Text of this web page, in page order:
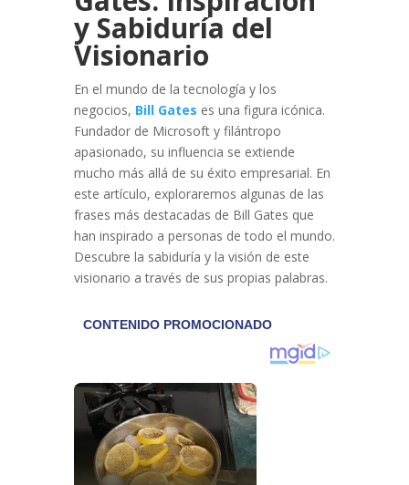
y Sabiduría del
Visionario
En el mundo de la tecnología y los
negocios, Bill Gates es una figura icónica.
Fundador de Microsoft y filántropo
apasionado, su influencia se extiende
mucho más allá de su éxito empresarial. En
este artículo, exploraremos algunas de las
frases más destacadas de Bill Gates que
han inspirado a personas de todo el mundo.
Descubre la sabiduría y la visión de este
visionario a través de sus propias palabras.